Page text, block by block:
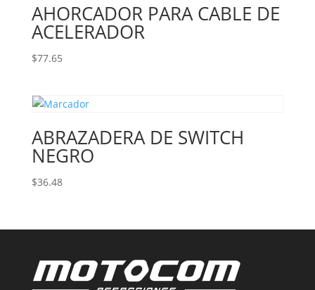
AHORCADOR PARA CABLE DE
ACELERADOR
$77.65
ABRAZADERA DE SWITCH
NEGRO
$36.48